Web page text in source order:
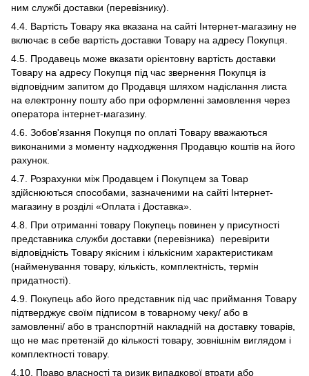
ним службі доставки (перевізнику).
4.4. Вартість Товару яка вказана на сайті Інтернет-магазину не
включає в себе вартість доставки Товару на адресу Покупця.
4.5. Продавець може вказати орієнтовну вартість доставки
Товару на адресу Покупця під час звернення Покупця із
відповідним запитом до Продавця шляхом надіслання листа
на електронну пошту або при оформленні замовлення через
оператора інтернет-магазину.
4.6. Зобов'язання Покупця по оплаті Товару вважаються
виконаними з моменту надходження Продавцю коштів на його
рахунок.
4.7. Розрахунки між Продавцем і Покупцем за Товар
здійснюються способами, зазначеними на сайті Інтернет-
магазину в розділі «Оплата і Доставка».
4.8. При отриманні товару Покупець повинен у присутності
представника служби доставки (перевізника) перевірити
відповідність Товару якісним і кількісним характеристикам
(найменування товару, кількість, комплектність, термін
придатності).
4.9. Покупець або його представник під час приймання Товару
підтверджує своїм підписом в товарному чеку/ або в
замовленні/ або в транспортній накладній на доставку товарів,
що не має претензій до кількості товару, зовнішнім виглядом і
комплектності товару.
4.10. Право власності та ризик випадкової втрати або